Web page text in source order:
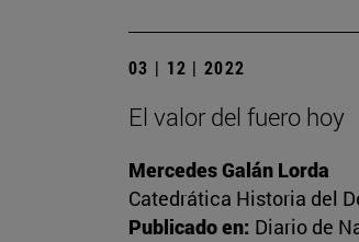
03 | 12 | 2022
El valor del fuero hoy
Mercedes Galán Lorda
Catedrática Historia del
Publicado en: Diario de